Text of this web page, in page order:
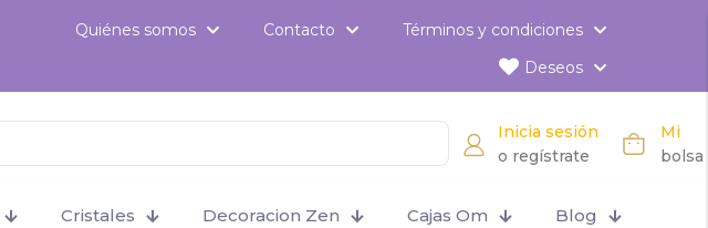
Quiénes somos Contacto
Términos y condiciones
Deseos
Inicia sesión
o regístrate
Mi
bolsa
Cristales Decoracion Zen Cajas Om Blog